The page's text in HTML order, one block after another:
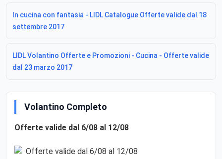
In cucina con fantasia - LIDL Catalogue Offerte valide dal 18
settembre 2017
LIDL Volantino Offerte e Promozioni - Cucina - Offerte valide
dal 23 marzo 2017
Volantino Completo
Offerte valide dal 6/08 al 12/08